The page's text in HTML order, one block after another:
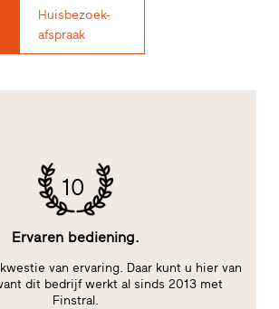
Huisbezoek-
afspraak
10
Ervaren bediening.
van ervaring. Daar kunt u hier van
dit bedrijf werkt al sinds 2013 met
Finstral.